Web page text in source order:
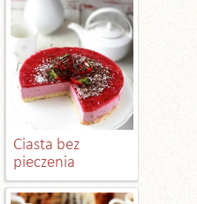
Ciasta bez
pieczenia